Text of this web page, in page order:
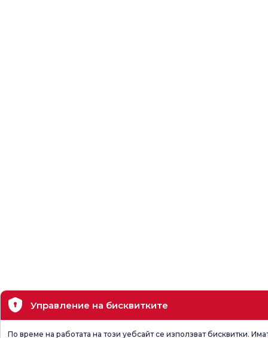
Управление на бисквитките
По време на работата на този уебсайт се използват бисквитки.